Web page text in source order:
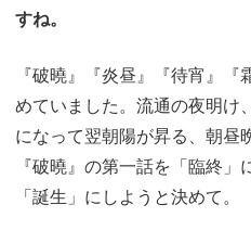
すね。
『破曉』『炎昼』『待宵』
めていました。流通の夜明け
になって翌朝陽が昇る、朝昼
『破曉』の第一話を「臨終
「誕生」にしようと決めて。